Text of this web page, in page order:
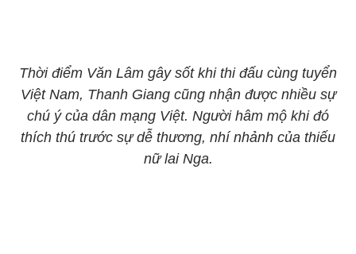
Thời điểm Văn Lâm gây sốt khi thi đấu cùng tuyển
Việt Nam, Thanh Giang cũng nhận được nhiều sự
chú ý của dân mạng Việt. Người hâm mộ khi đó
thích thú trước sự dễ thương, nhí nhảnh của thiếu
nữ lai Nga.